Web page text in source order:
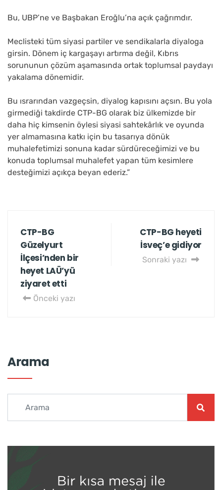
Bu, UBP’ne ve Başbakan Eroğlu’na açık çağrımdır.
Meclisteki tüm siyasi partiler ve sendikalarla diyaloga
girsin. Dönem iç kargaşayı artırma değil, Kıbrıs
sorununun çözüm aşamasında ortak toplumsal paydayı
yakalama dönemidir.
Bu ısrarından vazgeçsin, diyalog kapısını açsın. Bu yola
girmediği takdirde CTP-BG olarak biz ülkemizde bir
daha hiç kimsenin öylesi siyasi sahtekârlık ve oyunda
yer almamasına katkı için bu tasarıya dönük
muhalefetimizi sonuna kadar sürdüreceğimizi ve bu
konuda toplumsal muhalefet yapan tüm kesimlere
desteğimizi açıkça beyan ederiz.”
CTP-BG
Güzelyurt
İlçesi’nden bir
heyet LAÜ’yü
ziyaret etti
Önceki yazı
CTP-BG heyeti
İsveç’e gidiyor
Sonraki yazı
Arama